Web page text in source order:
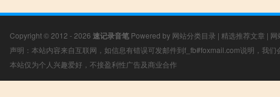
Copyright © 2012 - 2026 速记录音笔 Powered by 网站分类目录 | 精选推荐文章 | 网
声明：本站内容来自互联网，如信息有错误可发邮件到f_fb#foxmail.com说明，我们
本站仅为个人兴趣爱好，不接盈利性广告及商业合作